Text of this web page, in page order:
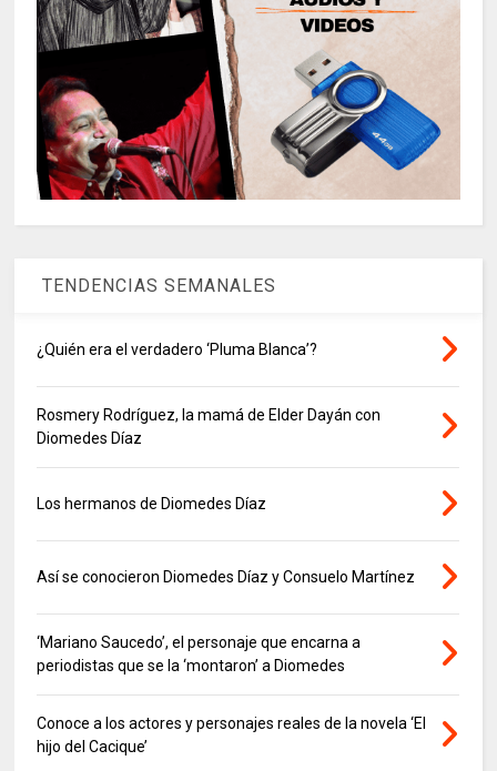
TENDENCIAS SEMANALES
¿Quién era el verdadero ‘Pluma Blanca’?
Rosmery Rodríguez, la mamá de Elder Dayán con
Diomedes Díaz
Los hermanos de Diomedes Díaz
Así se conocieron Diomedes Díaz y Consuelo Martínez
‘Mariano Saucedo’, el personaje que encarna a
periodistas que se la ‘montaron’ a Diomedes
Conoce a los actores y personajes reales de la novela ‘El
hijo del Cacique’